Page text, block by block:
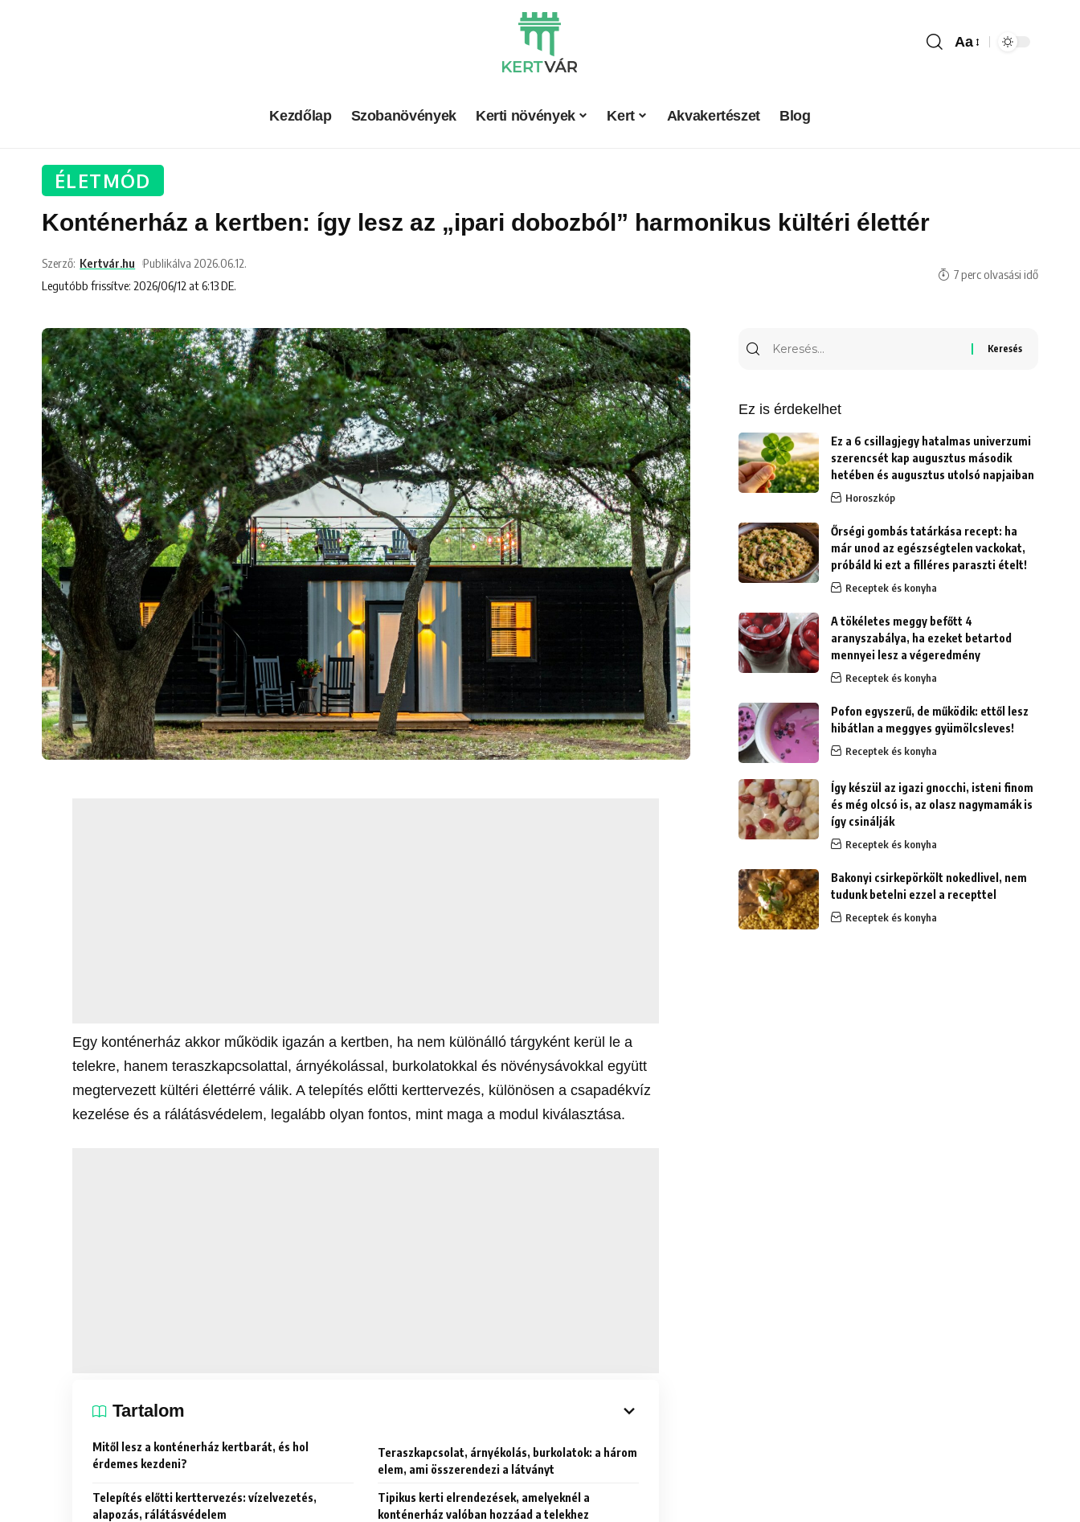
Aa
Kezdőlap Szobanövények Kerti növények Kert Akvakertészet Blog
ÉLETMÓD
Konténerház a kertben: így lesz az „ipari dobozból” harmonikus kültéri élettér
Legutóbb frissítve: 2026/06/12 at 6:13 DE.
Szerző: Kertvár.hu Publikálva 2026.06.12.
7 perc olvasási idő
Egy konténerház akkor működik igazán a kertben, ha nem különálló tárgyként kerül le a
telekre, hanem teraszkapcsolattal, árnyékolással, burkolatokkal és növénysávokkal együtt
megtervezett kültéri élettérré válik. A telepítés előtti kerttervezés, különösen a csapadékvíz
kezelése és a rálátásvédelem, legalább olyan fontos, mint maga a modul kiválasztása.
Tartalom
Mitől lesz a konténerház kertbarát, és hol
érdemes kezdeni?
Teraszkapcsolat, árnyékolás, burkolatok: a három
elem, ami összerendezi a látványt
Telepítés előtti kerttervezés: vízelvezetés,
alapozás, rálátásvédelem
Tipikus kerti elrendezések, amelyeknél a
konténerház valóban hozzáad a telekhez
Ez is érdekelhet
Ez a 6 csillagjegy hatalmas univerzumi
szerencsét kap augusztus második
hetében és augusztus utolsó napjaiban
Horoszkóp
Őrségi gombás tatárkása recept: ha
már unod az egészségtelen vackokat,
próbáld ki ezt a filléres paraszti ételt!
Receptek és konyha
A tökéletes meggy befőtt 4
aranyszabálya, ha ezeket betartod
mennyei lesz a végeredmény
Receptek és konyha
Pofon egyszerű, de működik: ettől lesz
hibátlan a meggyes gyümölcsleves!
Receptek és konyha
Így készül az igazi gnocchi, isteni finom
és még olcsó is, az olasz nagymamák is
így csinálják
Receptek és konyha
Bakonyi csirkepörkölt nokedlivel, nem
tudunk betelni ezzel a recepttel
Receptek és konyha